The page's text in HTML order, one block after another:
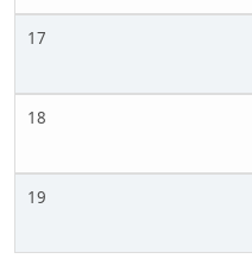
17
18
19